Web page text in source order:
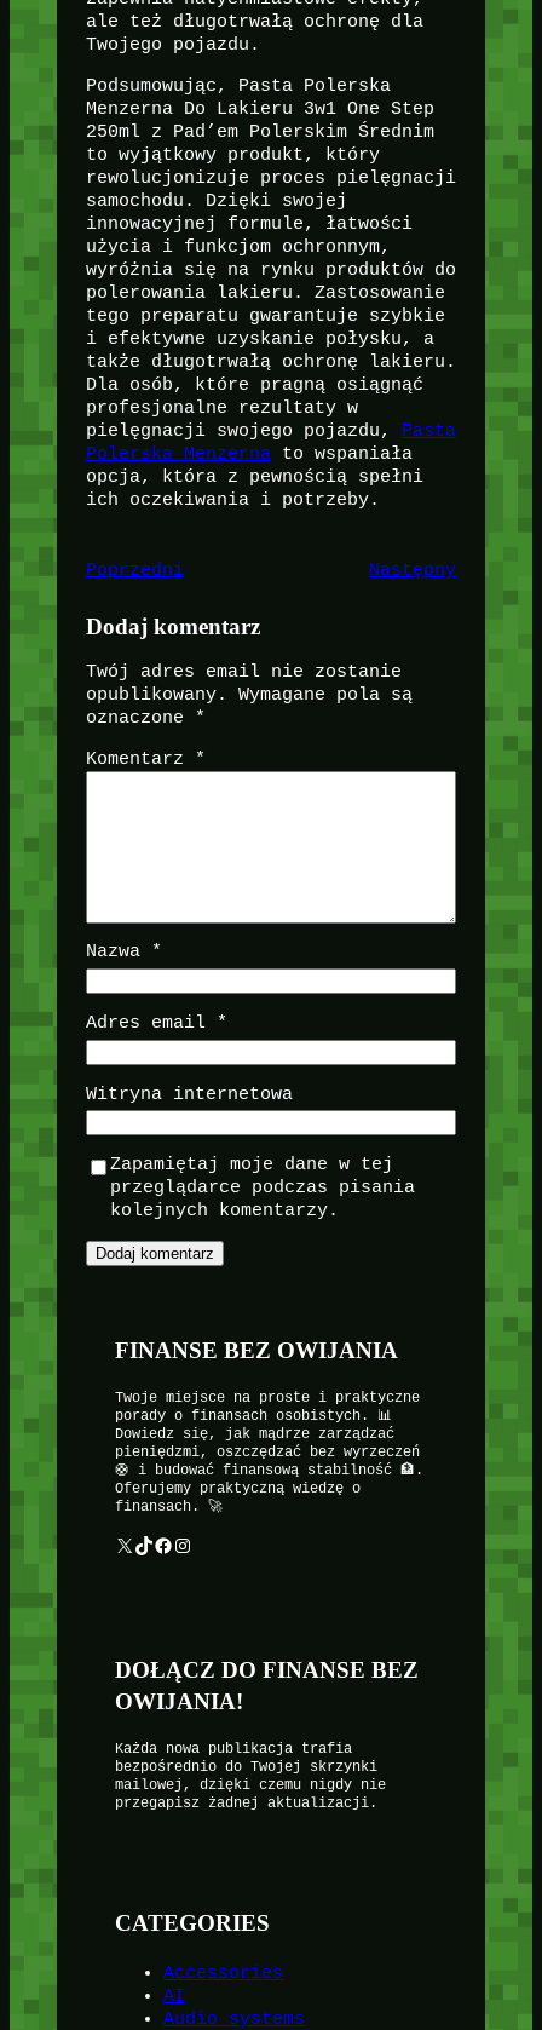
ale też długotrwałą ochronę dla
Twojego pojazdu.
Podsumowując, Pasta Polerska
Menzerna Do Lakieru 3w1 One Step
250ml z Pad’em Polerskim Średnim
to wyjątkowy produkt, który
rewolucjonizuje proces pielęgnacji
samochodu. Dzięki swojej
innowacyjnej formule, łatwości
użycia i funkcjom ochronnym,
wyróżnia się na rynku produktów do
polerowania lakieru. Zastosowanie
tego preparatu gwarantuje szybkie
i efektywne uzyskanie połysku, a
także długotrwałą ochronę lakieru.
Dla osób, które pragną osiągnąć
profesjonalne rezultaty w
pielęgnacji swojego pojazdu,
Pasta
Polerska Menzernato wspaniała
opcja, która z pewnością spełni
ich oczekiwania i potrzeby.
Poprzedni Następny
Dodaj komentarz
Twój adres email nie zostanie
opublikowany.
Wymagane pola są
oznaczone
*
Komentarz *
Nazwa *
Adres email *
Witryna internetowa
Zapamiętaj moje dane w tej
przeglądarce podczas pisania
kolejnych komentarzy.
FINANSE BEZ OWIJANIA
Twoje miejsce na proste i praktyczne
porady o finansach osobistych. 📊
Dowiedz się, jak mądrze zarządzać
pieniędzmi, oszczędzać bez wyrzeczeń
🛟 i budować finansową stabilność 🏦.
Oferujemy praktyczną wiedzę o
finansach. 🚀
X TikTok Facebook Instagram
DOŁĄCZ DO FINANSE BEZ
OWIJANIA!
Każda nowa publikacja trafia
bezpośrednio do Twojej skrzynki
mailowej, dzięki czemu nigdy nie
przegapisz żadnej aktualizacji.
CATEGORIES
Accessories
AI
Audio systems